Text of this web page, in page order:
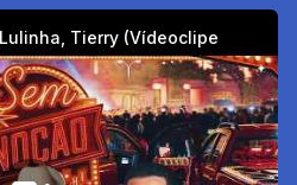
Tierry (Vídeoclipe